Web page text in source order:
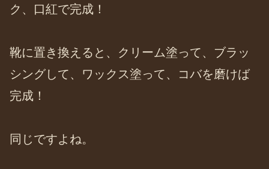
ク、口紅で完成！
靴に置き換えると、クリーム塗って、ブラッ
シングして、ワックス塗って、コバを磨けば
完成！
同じですよね。